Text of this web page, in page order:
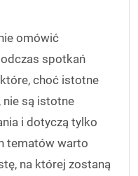
omówić
spotkań
choć istotne
nie są istotne
i dotyczą tylko
tematów warto
na której zostaną